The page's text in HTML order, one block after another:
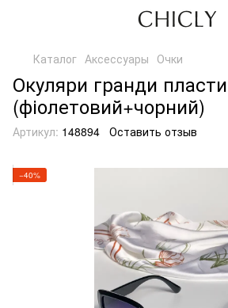
Каталог Аксессуары Очки
Окуляри гранди
(фіолетовий+чорний)
Артикул: 148894 Оставить отзыв
−40%